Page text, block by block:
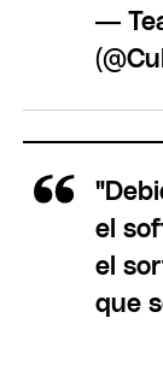
—
el
el
que